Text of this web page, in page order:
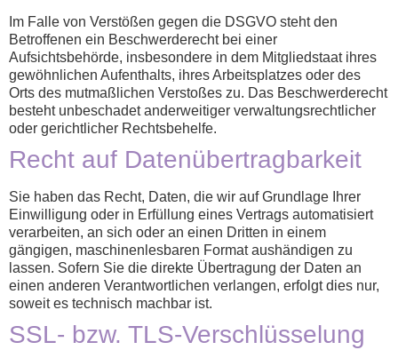
Im Falle von Verstößen gegen die DSGVO steht den
Betroffenen ein Beschwerderecht bei einer
Aufsichtsbehörde, insbesondere in dem Mitgliedstaat ihres
gewöhnlichen Aufenthalts, ihres Arbeitsplatzes oder des
Orts des mutmaßlichen Verstoßes zu. Das Beschwerderecht
besteht unbeschadet anderweitiger verwaltungsrechtlicher
oder gerichtlicher Rechtsbehelfe.
Recht auf Daten­übertrag­barkeit
Sie haben das Recht, Daten, die wir auf Grundlage Ihrer
Einwilligung oder in Erfüllung eines Vertrags automatisiert
verarbeiten, an sich oder an einen Dritten in einem
gängigen, maschinenlesbaren Format aushändigen zu
lassen. Sofern Sie die direkte Übertragung der Daten an
einen anderen Verantwortlichen verlangen, erfolgt dies nur,
soweit es technisch machbar ist.
SSL- bzw. TLS-Verschlüsselung